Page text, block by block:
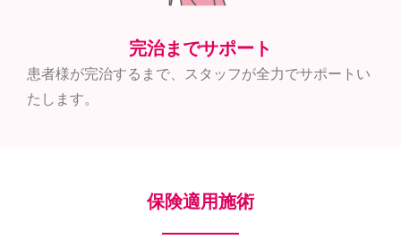
完治までサポート
患者様が完治するまで、スタッフが全力でサポートい
たします。
保険適用施術